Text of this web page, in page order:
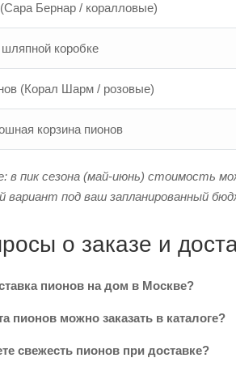
Бернар / коралловые)
коробке
(Корал Шарм / розовые)
корзина пионов
в пик сезона (май-июнь) стоимость
вариант под ваш запланированный
о заказе и
пионов на дом в Москве?
пионов можно заказать в каталоге?
свежесть пионов при доставке?